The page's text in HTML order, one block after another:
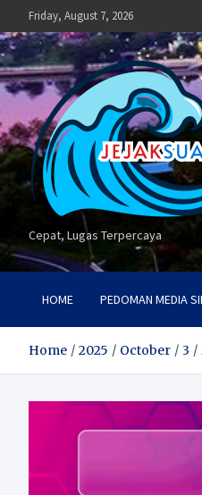
to
content
Friday, August 7, 2026
Cepat, Lugas Terpercaya
HOME PEDOMAN MEDIA
Home 2025 October 3